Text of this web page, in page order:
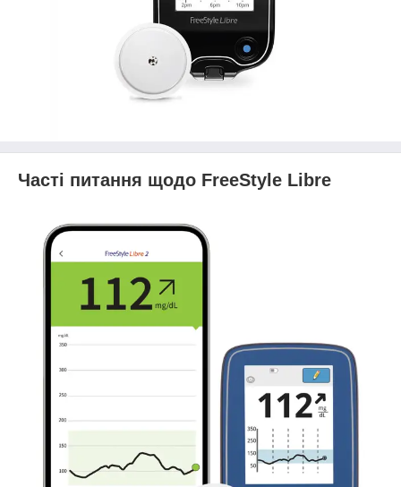
Часті питання щодо FreeStyle Libre